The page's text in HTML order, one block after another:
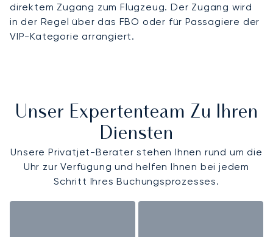
direktem Zugang zum Flugzeug. Der Zugang wird
in der Regel über das FBO oder für Passagiere der
VIP-Kategorie arrangiert.
Unser Expertenteam Zu Ihren
Diensten
Unsere Privatjet-Berater stehen Ihnen rund um die
Uhr zur Verfügung und helfen Ihnen bei jedem
Schritt Ihres Buchungsprozesses.